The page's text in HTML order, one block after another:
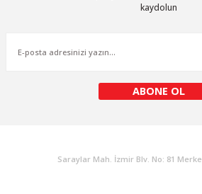
Gönder
kaydolun
ABONE OL
Saraylar Mah. İzmir Blv. No: 81